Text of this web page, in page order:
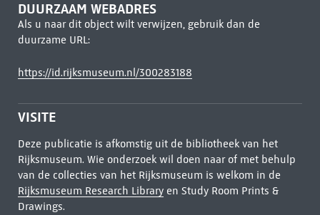
DUURZAAM WEBADRES
Als u naar dit object wilt verwijzen, gebruik dan de
duurzame URL:
https://id.rijksmuseum.nl/300283188
VISITE
Deze publicatie is afkomstig uit de bibliotheek van het
Rijksmuseum. Wie onderzoek wil doen naar of met behulp
van de collecties van het Rijksmuseum is welkom in de
Rijksmuseum Research Libraryen Study Room Prints &
Drawings.